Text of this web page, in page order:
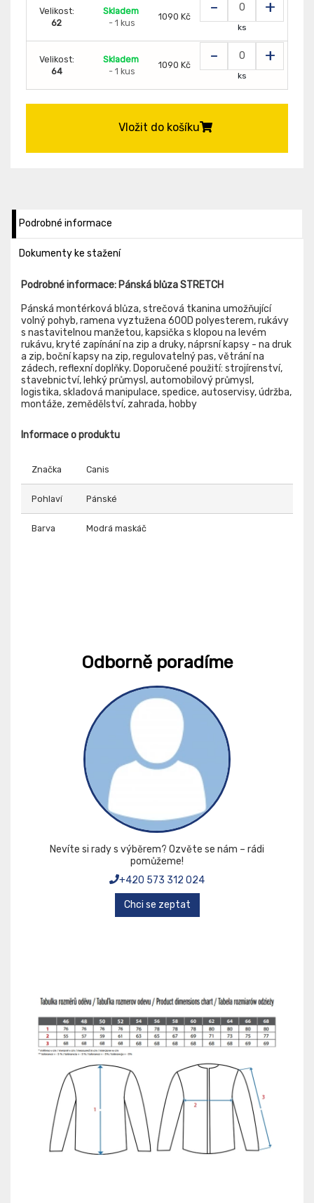
Velikost:
62
Skladem
- 1 kus
1090 Kč - +
ks
Velikost:
64
Skladem
- 1 kus
1090 Kč - +
ks
Vložit do košíku
Podrobné informace
Dokumenty ke stažení
Podrobné informace: Pánská blůza STRETCH
Pánská montérková blůza, strečová tkanina umožňující
volný pohyb, ramena vyztužena 600D polyesterem, rukávy
s nastavitelnou manžetou, kapsička s klopou na levém
rukávu, kryté zapínání na zip a druky, náprsní kapsy - na druk
a zip, boční kapsy na zip, regulovatelný pas, větrání na
zádech, reflexní doplňky. Doporučené použití: strojírenství,
stavebnictví, lehký průmysl, automobilový průmysl,
logistika, skladová manipulace, spedice, autoservisy, údržba,
montáže, zemědělství, zahrada, hobby
Informace o produktu
Značka Canis
Pohlaví Pánské
Barva Modrá maskáč
Odborně poradíme
Nevíte si rady s výběrem? Ozvěte se nám – rádi
pomůžeme!
+420 573 312 024
Chci se zeptat